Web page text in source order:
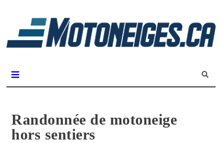
Randonnée de motoneige
hors sentiers